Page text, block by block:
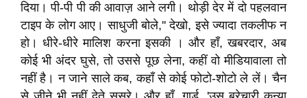
दिया। पी-पी पी की आवाज़ आने लगी। थोड़ी देर में दो पहलवान
टाइप के लोग आए। साधुजी बोले,'' देखो, इसे ज्यादा तकलीफ न
हो। धीरे-धीरे मालिश करना इसकी । और हाँ, खबरदार, अब
कोई भी अंदर घुसे, तो उससे पूछ लेना, कहीं वो मीडियावाला तो
नहीं है। न जाने साले कब, कहाँ से कोई फोटो-शोटो ले लें। चैन